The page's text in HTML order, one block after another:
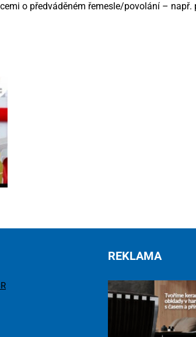
o předváděném řemesle/povolání – např.
REKLAMA